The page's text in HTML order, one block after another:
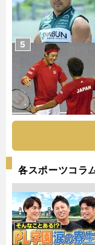
5
各スポーツコラ